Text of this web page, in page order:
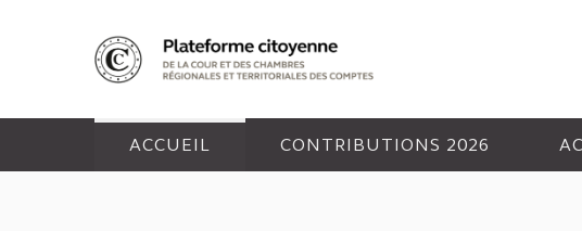
ACCUEIL CONTRIBUTIONS 2026